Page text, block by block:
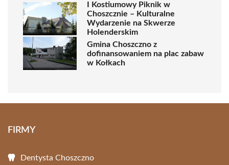
I Kostiumowy Piknik w
Choszcznie – Kulturalne
Wydarzenie na Skwerze
Holenderskim
Gmina Choszczno z
dofinansowaniem na plac zabaw
w Kołkach
FIRMY
Dentysta Choszczno